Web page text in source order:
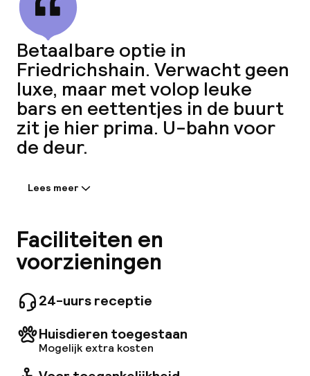
Betaalbare optie in
Friedrichshain. Verwacht geen
luxe, maar met volop leuke
bars en eettentjes in de buurt
zit je hier prima. U-bahn voor
de deur.
Informatie gedeeld door de
Dit stadshotel ligt in het hart van Berlijn,
gunstig gelegen nabij restaurants en
uitgaansgelegenheden. De luchthavens Tegel
en Schönefeld liggen beide op ongeveer 14
kilometer afstand. Het zes verdiepingen
tellende hotel biedt 2 eenpersoonskamers en
lift. Een 24-uursreceptie, een kluis,
roomservice en een wasservice zijn
beschikbaar, evenals Wi-Fi in de openbare
Lees meer
Faciliteiten en
voorzieningen
24-uurs receptie
Huisdieren toegestaan
Mogelijk extra kosten